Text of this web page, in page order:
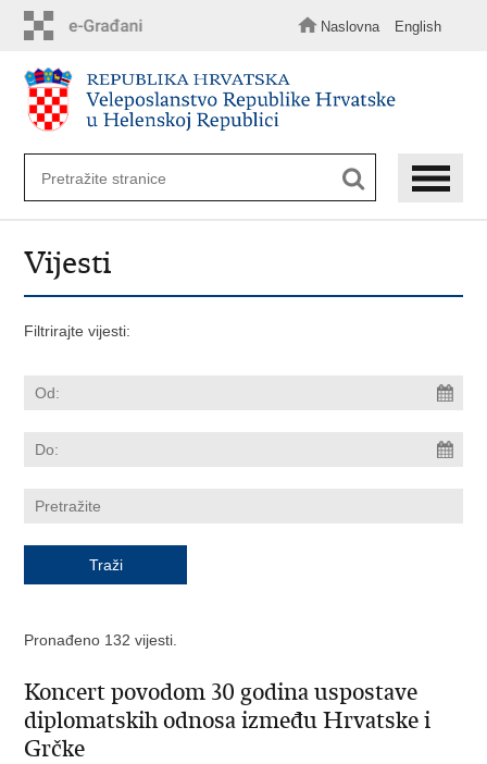
sadržaj
Naslovna English
Vijesti
Filtrirajte vijesti:
Pronađeno 132 vijesti.
Koncert povodom 30 godina uspostave
diplomatskih odnosa između Hrvatske i
Grčke